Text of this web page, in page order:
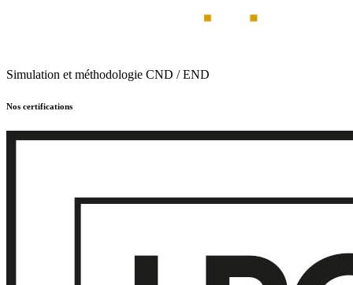
Simulation et méthodologie CND / END
Nos certifications